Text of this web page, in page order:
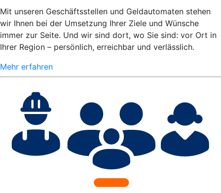
Mit unseren Geschäftsstellen und Geldautomaten stehen
wir Ihnen bei der Umsetzung Ihrer Ziele und Wünsche
immer zur Seite. Und wir sind dort, wo Sie sind: vor Ort in
Ihrer Region – persönlich, erreichbar und verlässlich.
Mehr erfahren